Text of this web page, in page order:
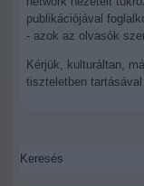
publikációjával
- azok az olvasók
Kérjük, kulturáltan,
tiszteletben